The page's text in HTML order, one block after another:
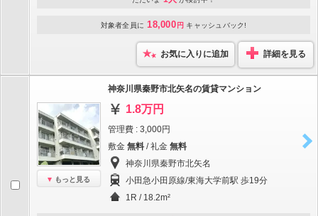
対象者全員に 18,000 円 キャッシュバック!
お気に入りに追加 詳細を見る
もっと見る
神奈川県秦野市北矢名の賃貸マンション
1.8万円
管理費 : 3,000円
敷金 無料 / 礼金 無料
神奈川県秦野市北矢名
小田急小田原線/東海大学前駅 歩19分
1R / 18.2m²